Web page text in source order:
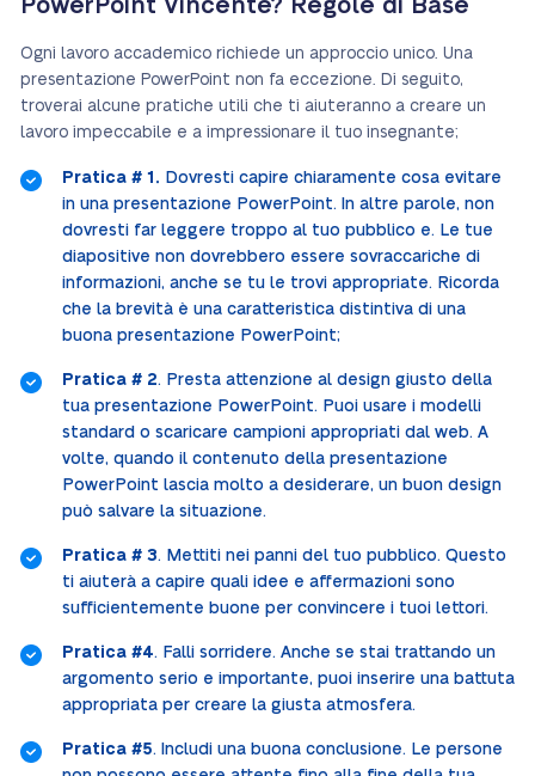
PowerPoint Vincente? Regole di Base
Ogni lavoro accademico richiede un approccio unico. Una
presentazione PowerPoint non fa eccezione. Di seguito,
troverai alcune pratiche utili che ti aiuteranno a creare un
lavoro impeccabile e a impressionare il tuo insegnante;
Pratica # 1. Dovresti capire chiaramente cosa evitare
in una presentazione PowerPoint. In altre parole, non
dovresti far leggere troppo al tuo pubblico e. Le tue
diapositive non dovrebbero essere sovraccariche di
informazioni, anche se tu le trovi appropriate. Ricorda
che la brevità è una caratteristica distintiva di una
buona presentazione PowerPoint;
Pratica # 2. Presta attenzione al design giusto della
tua presentazione PowerPoint. Puoi usare i modelli
standard o scaricare campioni appropriati dal web. A
volte, quando il contenuto della presentazione
PowerPoint lascia molto a desiderare, un buon design
può salvare la situazione.
Pratica # 3. Mettiti nei panni del tuo pubblico. Questo
ti aiuterà a capire quali idee e affermazioni sono
sufficientemente buone per convincere i tuoi lettori.
Pratica #4. Falli sorridere. Anche se stai trattando un
argomento serio e importante, puoi inserire una battuta
appropriata per creare la giusta atmosfera.
Pratica #5. Includi una buona conclusione. Le persone